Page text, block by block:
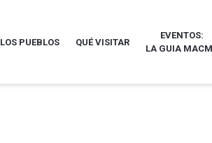
LOS PUEBLOS QUÉ VISITAR
EVENTOS:
LA GUIA